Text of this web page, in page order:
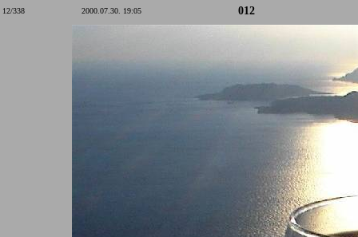
12/338 2000.07.30. 19:05 012